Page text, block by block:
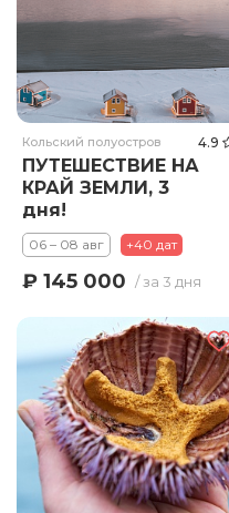
Кольский полуостров 4.9
ПУТЕШЕСТВИЕ НА
КРАЙ ЗЕМЛИ, 3
дня!
06 – 08 авг +40 дат
₽ 145 000 / за 3 дня